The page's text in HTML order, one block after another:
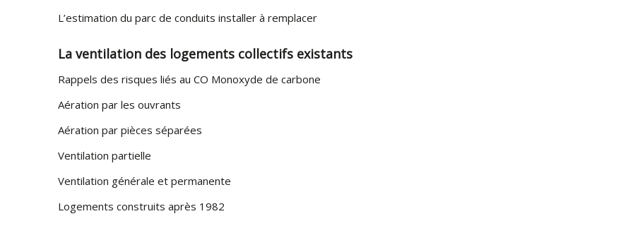
L’estimation du parc de conduits installer à remplacer
La ventilation des logements collectifs existants
Rappels des risques liés au CO Monoxyde de carbone
Aération par les ouvrants
Aération par pièces séparées
Ventilation partielle
Ventilation générale et permanente
Logements construits après 1982